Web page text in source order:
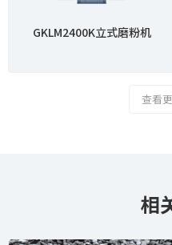
GKLM2400K立式磨粉机
查看
相